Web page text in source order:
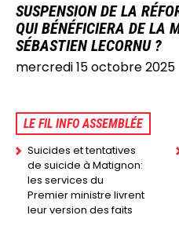
SUSPENSION DE LA
QUI BÉNÉFICIERA DE LA
SÉBASTIEN LECORNU ?
mercredi 15 octobre 2025
LE FIL INFO ASSEMBLÉE
Suicides et tentatives
de suicide à Matignon:
les services du
Premier ministre livrent
leur version des faits